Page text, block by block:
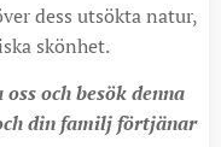
dess utsökta natur,
skönhet.
och besök denna
din familj förtjänar